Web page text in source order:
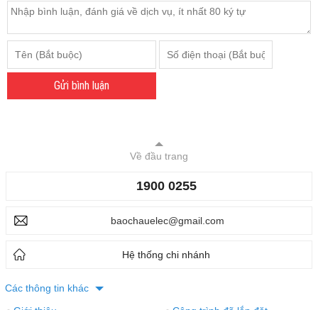
Gửi bình luận
Về đầu trang
1900 0255
baochauelec@gmail.com
Hệ thống chi nhánh
Các thông tin khác